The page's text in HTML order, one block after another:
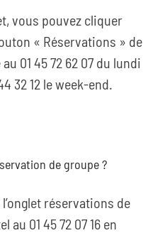
vous pouvez cliquer
« Réservations » de
01 45 72 62 07 du lundi
32 12 le week-end.
de groupe ?
réservations de
01 45 72 07 16 en